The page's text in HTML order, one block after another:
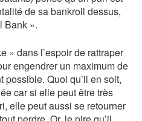
de sa bankroll dessus,
Bank ».
» dans l’espoir de rattraper
engendrer un maximum de
Quoi qu’il en soit,
car si elle peut être très
elle peut aussi se retourner